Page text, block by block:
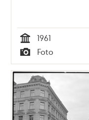
Tid
1961
Typ
Foto